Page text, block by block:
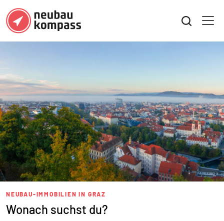
NEUBAU-IMMOBILIEN IN GRAZ
Wonach suchst du?